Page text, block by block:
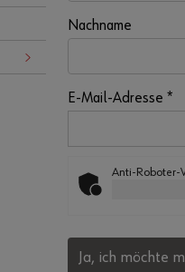
Nachname
E-Mail-Adresse *
Anti-Roboter-
Ja, ich möchte